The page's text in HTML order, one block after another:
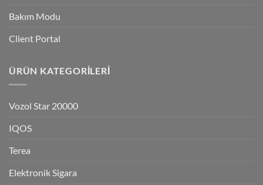
Bakım Modu
Client Portal
ÜRÜN KATEGORILERI
Vozol Star 20000
IQOS
Terea
Elektronik Sigara